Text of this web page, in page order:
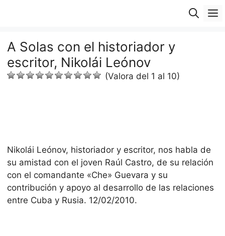
A Solas con el historiador y
escritor, Nikolái Leónov
(Valora del 1 al 10)
Nikolái Leónov, historiador y escritor, nos habla de
su amistad con el joven Raúl Castro, de su relación
con el comandante «Che» Guevara y su
contribución y apoyo al desarrollo de las relaciones
entre Cuba y Rusia. 12/02/2010.